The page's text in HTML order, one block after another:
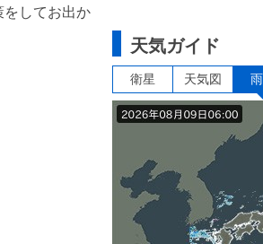
をしてお出か
天気ガイド
衛星 天気図